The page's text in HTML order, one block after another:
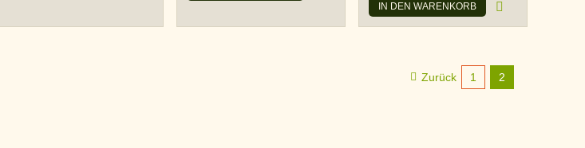
24,80€
IN DEN WARENKORB
Zurück 1 2